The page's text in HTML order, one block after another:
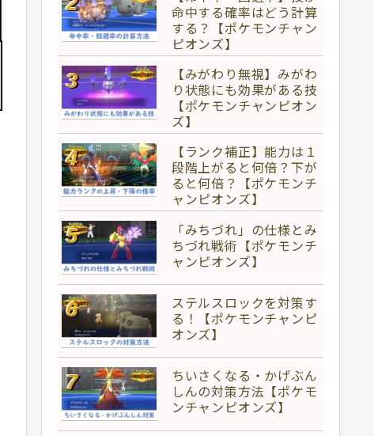
命中する確率はどう計算
する？【ポケモンチャン
ピオンズ】
【みがわり無視】みがわ
り状態にも効果がある技
【ポケモンチャンピオン
ズ】
【ランク補正】能力は１
段階上がると何倍？下が
ると何倍？【ポケモンチ
ャンピオンズ】
「みちづれ」の仕様とみ
ちづれ戦術【ポケモンチ
ャンピオンズ】
ステルスロックを対策す
る！【ポケモンチャンピ
オンズ】
ちいさくなる・かげぶん
しんの対策方法【ポケモ
ンチャンピオンズ】